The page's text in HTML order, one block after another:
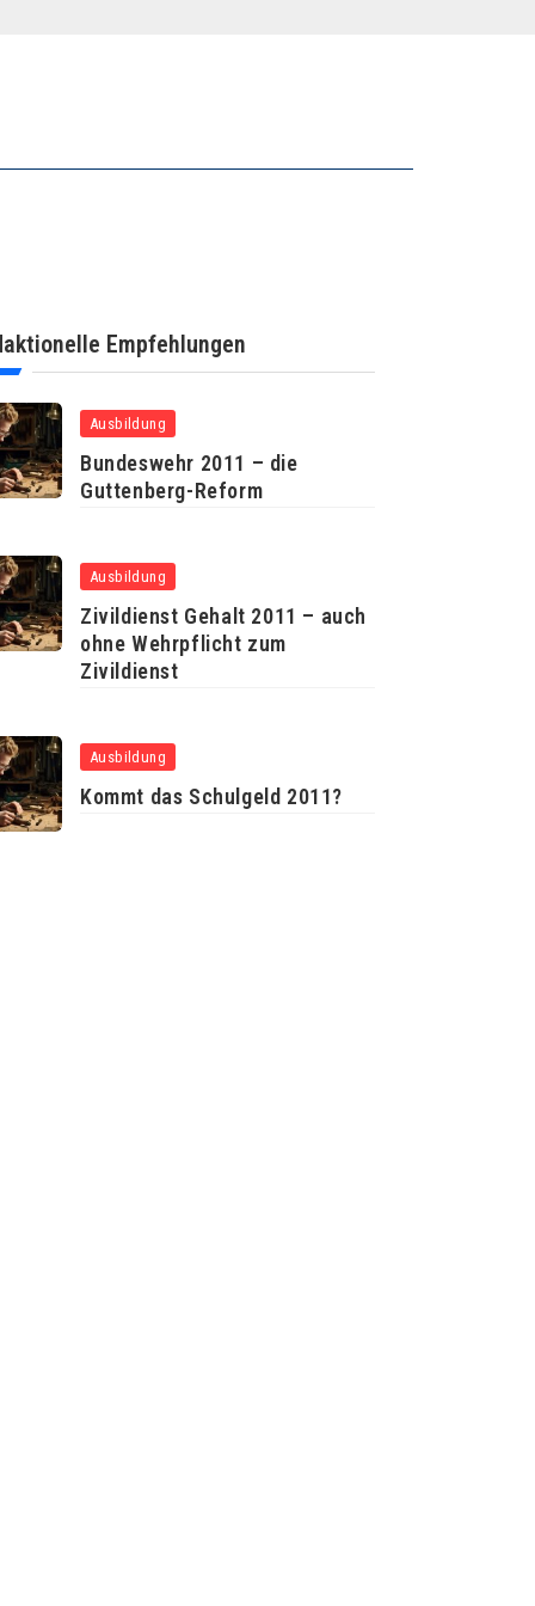
Empfehlungen
Ausbildung
Bundeswehr 2011 – die
Guttenberg-Reform
Ausbildung
Zivildienst Gehalt 2011 – auch
ohne Wehrpflicht zum
Zivildienst
Ausbildung
Kommt das Schulgeld 2011?